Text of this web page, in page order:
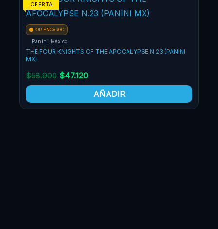
¡OFERTA!
POR ENCARGO
Panini México
THE FOUR KNIGHTS OF THE APOCALYPSE N.23 (PANINI
MX)
$58.900 $47.120
AÑADIR